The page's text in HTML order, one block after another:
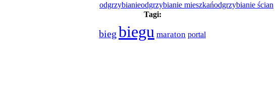
odgrzybianieodgrzybianie mieszkańodgrzybianie ścian
Tagi:
bieg biegu maraton portal